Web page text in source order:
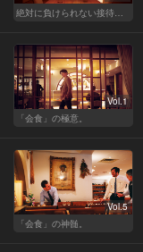
絶対に負けられない接待が、今宵はある
Vol.1
「会食」の極意。
Vol.5
「会食」の神髄。